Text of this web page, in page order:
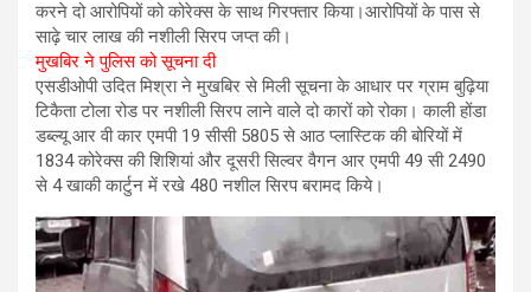
करने दो आरोपियों को कोरेक्स के साथ गिरफ्तार किया।आरोपियों के पास से
साढ़े चार लाख की नशीली सिरप जप्त की।
मुखबिर ने पुलिस को सूचना दी
एसडीओपी उदित मिश्रा ने मुखबिर से मिली सूचना के आधार पर ग्राम बुढ़िया
टिकैता टोला रोड पर नशीली सिरप लाने वाले दो कारों को रोका। काली होंडा
डब्ल्यू आर वी कार एमपी 19 सीसी 5805 से आठ प्लास्टिक की बोरियों में
1834 कोरेक्स की शिशियां और दूसरी सिल्वर वैगन आर एमपी 49 सी 2490
से 4 खाकी कार्टुन में रखे 480 नशील सिरप बरामद किये।